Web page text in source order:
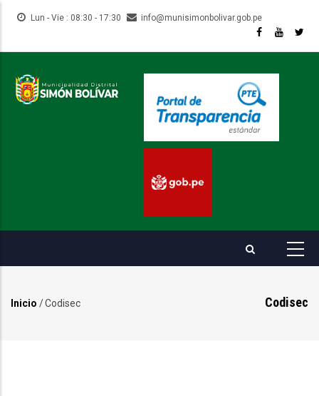
Pasar
contenido
Lun - Vie : 08:30 - 17:30 info@munisimonbolivar.gob.pe
Codisec
Inicio /Codisec